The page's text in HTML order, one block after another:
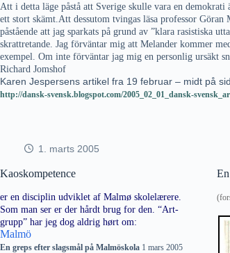
Att i detta läge påstå att Sverige skulle vara en demokrati
ett stort skämt.Att dessutom tvingas läsa professor Göran
påstående att jag sparkats på grund av ”klara rasistiska
skrattretande. Jag förväntar mig att Melander kommer
exempel. Om inte förväntar jag mig en personlig ursäkt
Richard Jomshof
Karen Jespersens artikel fra 19 februar – midt på
http://dansk-svensk.blogspot.com/2005_02_01_dansk-
1. marts 2005
Kaoskompetence
er en disciplin udviklet af Malmø skolelærere.
Som man ser er der hårdt brug for den. “Art-
grupp” har jeg dog aldrig hørt om:
Malmö
En greps efter slagsmål på Malmöskola 1 mars 2005